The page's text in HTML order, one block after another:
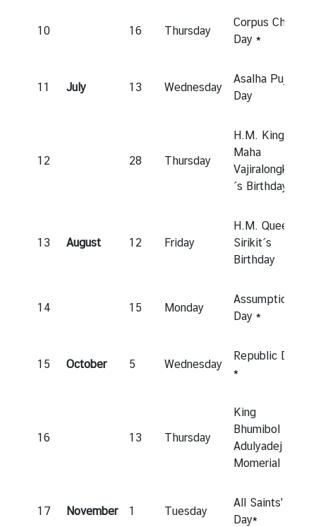
ที่
e
ศ
กิ
ล
กิ
o
10 16 Thursday
Corpus Christi
Day *
11 July 13 Wednesday
Asalha Puja
Day
12 28 Thursday
H.M. King
Maha
Vajiralongkorn
´s Birthday
13 August 12 Friday
H.M. Queen
Sirikit´s
Birthday
14 15 Monday
Assumption
Day *
15 October 5 Wednesday
Republic Day
*
16 13 Thursday
King
Bhumibol
Adulyadej
Momerial Day
17 November 1 Tuesday
All Saints'
Day*